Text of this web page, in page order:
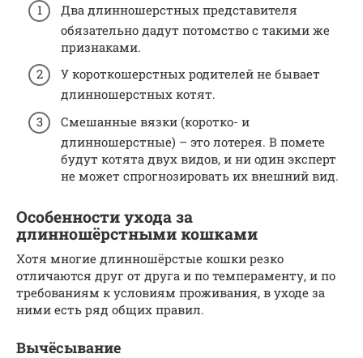
Два длинношерстных представителя
обязательно дадут потомство с такими же
признаками.
У короткошерстных родителей не бывает
длинношерстных котят.
Смешанные вязки (коротко- и
длинношерстные) – это лотерея. В помете
будут котята двух видов, и ни один эксперт
не может спрогнозировать их внешний вид.
Особенности ухода за
длинношёрстными кошками
Хотя многие длинношёрстые кошки резко
отличаются друг от друга и по темпераменту, и по
требованиям к условиям проживания, в уходе за
ними есть ряд общих правил.
Вычёсывание